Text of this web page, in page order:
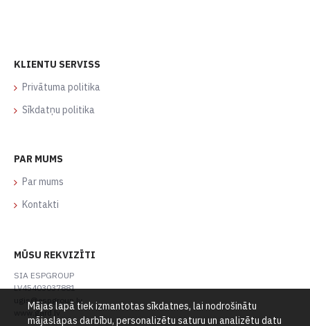
KLIENTU SERVISS
Privātuma politika
Sīkdatņu politika
PAR MUMS
Par mums
Kontakti
MŪSU REKVIZĪTI
SIA ESPGROUP
LV45403037881
ugis@espgroup.lv
www.gard.lv
Mājas lapā tiek izmantotas sīkdatnes, lai nodrošinātu
mājaslapas darbību, personalizētu saturu un analizētu datu